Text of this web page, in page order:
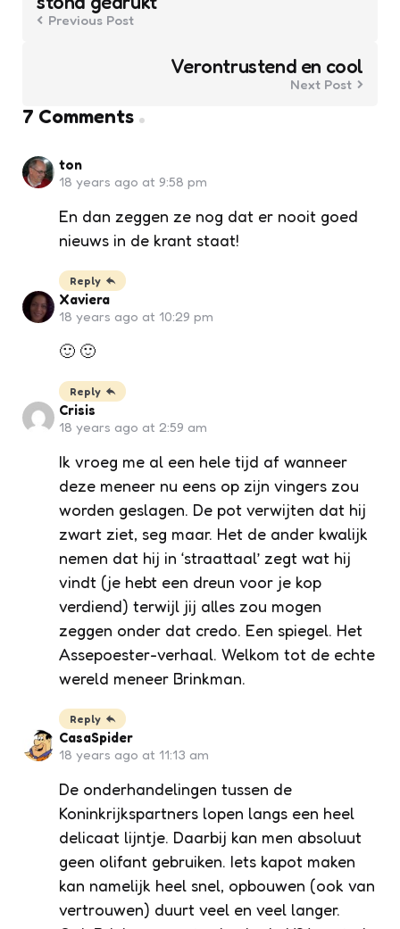
Previous Post
Verontrustend en cool
Next Post
7 Comments
ton
18 years ago at 9:58 pm
En dan zeggen ze nog dat er nooit goed
nieuws in de krant staat!
Reply
Xaviera
18 years ago at 10:29 pm
🙂 🙂
Reply
Crisis
18 years ago at 2:59 am
Ik vroeg me al een hele tijd af wanneer
deze meneer nu eens op zijn vingers zou
worden geslagen. De pot verwijten dat hij
zwart ziet, seg maar. Het de ander kwalijk
nemen dat hij in ‘straattaal’ zegt wat hij
vindt (je hebt een dreun voor je kop
verdiend) terwijl jij alles zou mogen
zeggen onder dat credo. Een spiegel. Het
Assepoester-verhaal. Welkom tot de echte
wereld meneer Brinkman.
Reply
CasaSpider
18 years ago at 11:13 am
De onderhandelingen tussen de
Koninkrijkspartners lopen langs een heel
delicaat lijntje. Daarbij kan men absoluut
geen olifant gebruiken. Iets kapot maken
kan namelijk heel snel, opbouwen (ook van
vertrouwen) duurt veel en veel langer.